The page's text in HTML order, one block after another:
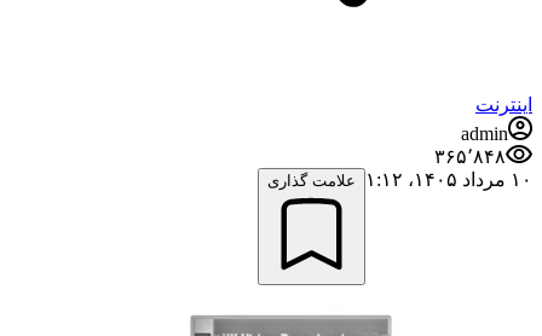
اینترنت
admin
۳۶۵٬۸۴۸
۱۰ مرداد ۱۴۰۵،‏ ۱:۱۲
علامت گذاری